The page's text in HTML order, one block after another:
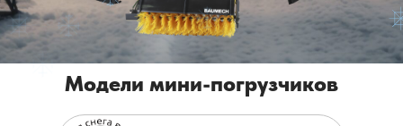
Модели мини-погрузчиков